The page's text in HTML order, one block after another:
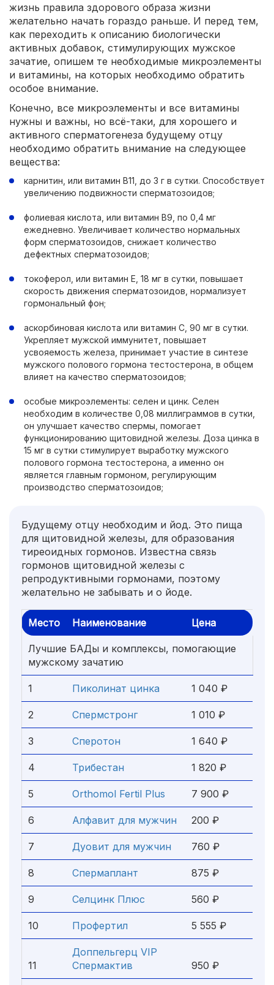
жизнь правила здорового образа жизни
желательно начать гораздо раньше. И перед тем,
как переходить к описанию биологически
активных добавок, стимулирующих мужское
зачатие, опишем те необходимые микроэлементы
и витамины, на которых необходимо обратить
особое внимание.
Конечно, все микроэлементы и все витамины
нужны и важны, но всё-таки, для хорошего и
активного сперматогенеза будущему отцу
необходимо обратить внимание на следующее
вещества:
карнитин, или витамин В11, до 3 г в сутки. Способствует
увеличению подвижности сперматозоидов;
фолиевая кислота, или витамин В9, по 0,4 мг
ежедневно. Увеличивает количество нормальных
форм сперматозоидов, снижает количество
дефектных сперматозоидов;
токоферол, или витамин Е, 18 мг в сутки, повышает
скорость движения сперматозоидов, нормализует
гормональный фон;
аскорбиновая кислота или витамин С, 90 мг в сутки.
Укрепляет мужской иммунитет, повышает
усвояемость железа, принимает участие в синтезе
мужского полового гормона тестостерона, в общем
влияет на качество сперматозоидов;
особые микроэлементы: селен и цинк. Селен
необходим в количестве 0,08 миллиграммов в сутки,
он улучшает качество спермы, помогает
функционированию щитовидной железы. Доза цинка в
15 мг в сутки стимулирует выработку мужского
полового гормона тестостерона, а именно он
является главным гормоном, регулирующим
производство сперматозоидов;
Будущему отцу необходим и йод. Это пища
для щитовидной железы, для образования
тиреоидных гормонов. Известна связь
гормонов щитовидной железы с
репродуктивными гормонами, поэтому
желательно не забывать и о йоде.
Место Наименование Цена
Лучшие БАДы и комплексы, помогающие
мужскому зачатию
1 Пиколинат цинка 1 040 ₽
2 Спермстронг 1 010 ₽
3 Сперотон 1 640 ₽
4 Трибестан 1 820 ₽
5 Orthomol Fertil Plus 7 900 ₽
6 Алфавит для мужчин 200 ₽
7 Дуовит для мужчин 760 ₽
8 Спермаплант 875 ₽
9 Селцинк Плюс 560 ₽
10 Профертил 5 555 ₽
11
Доппельгерц VIP
Спермактив
950 ₽